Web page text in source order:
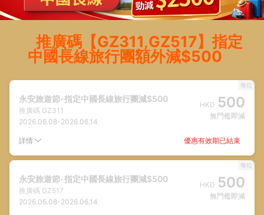
推廣碼【GZ311,GZ517】指定
中國長線旅行團額外減$500
永安旅遊節-指定中國長線旅行團減$500
推廣碼 GZ311
2026.06.08-2026.06.14
HKD 500
無門檻即減
每位
詳情 優惠有效期已結束
永安旅遊節-指定中國長線旅行團減$500
推廣碼 GZ517
2026.06.08-2026.06.14
HKD 500
無門檻即減
每位